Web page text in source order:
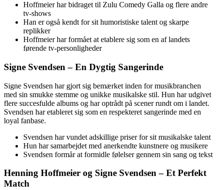
Hoffmeier har bidraget til Zulu Comedy Galla og flere andre
tv-shows
Han er også kendt for sit humoristiske talent og skarpe
replikker
Hoffmeier har formået at etablere sig som en af landets
førende tv-personligheder
Signe Svendsen – En Dygtig Sangerinde
Signe Svendsen har gjort sig bemærket inden for musikbranchen
med sin smukke stemme og unikke musikalske stil. Hun har udgivet
flere succesfulde albums og har optrådt på scener rundt om i landet.
Svendsen har etableret sig som en respekteret sangerinde med en
loyal fanbase.
Svendsen har vundet adskillige priser for sit musikalske talent
Hun har samarbejdet med anerkendte kunstnere og musikere
Svendsen formår at formidle følelser gennem sin sang og tekst
Henning Hoffmeier og Signe Svendsen – Et Perfekt
Match